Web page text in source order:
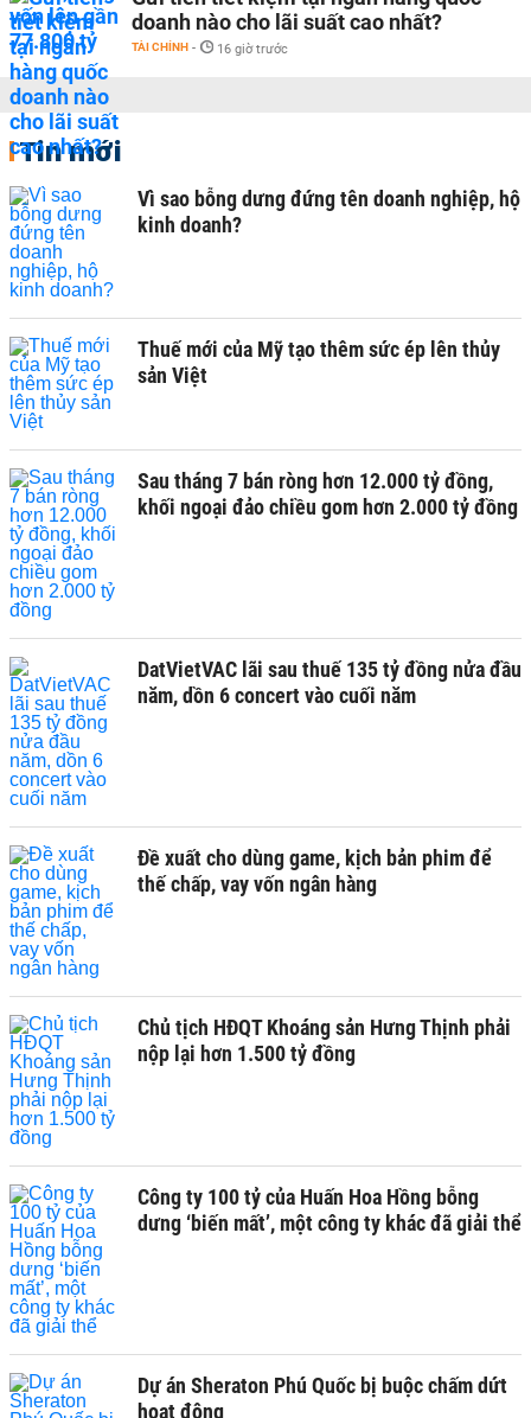
doanh nào cho lãi suất cao nhất?
TÀI CHÍNH - 16 giờ trước
Tin mới
Vì sao bỗng dưng đứng tên doanh nghiệp, hộ
kinh doanh?
Thuế mới của Mỹ tạo thêm sức ép lên thủy
sản Việt
Sau tháng 7 bán ròng hơn 12.000 tỷ đồng,
khối ngoại đảo chiều gom hơn 2.000 tỷ đồng
DatVietVAC lãi sau thuế 135 tỷ đồng nửa đầu
năm, dồn 6 concert vào cuối năm
Đề xuất cho dùng game, kịch bản phim để
thế chấp, vay vốn ngân hàng
Chủ tịch HĐQT Khoáng sản Hưng Thịnh phải
nộp lại hơn 1.500 tỷ đồng
Công ty 100 tỷ của Huấn Hoa Hồng bỗng
dưng ‘biến mất’, một công ty khác đã giải thể
Dự án Sheraton Phú Quốc bị buộc chấm dứt
hoạt động